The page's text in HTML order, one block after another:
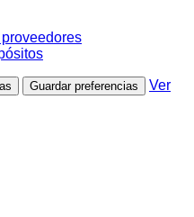
Guardar preferencias
Ver